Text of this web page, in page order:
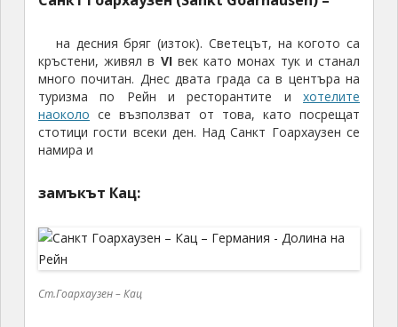
на десния бряг (изток). Светецът, на когото са
кръстени, живял в VIвек като монах тук и станал
много почитан. Днес двата града са в центъра на
туризма по Рейн и ресторантите ихотелите
наоколо се възползват от това, като посрещат
стотици гости всеки ден. Над Санкт Гоархаузен се
намира и
замъкът Кац:
Ст.Гоархаузен – Кац